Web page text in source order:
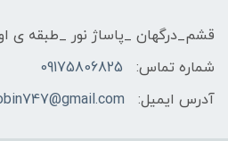
قشم_درگهان _پاساژ نور _طبقه ی اول
شماره تماس:
09175806825
آدرس ایمیل: